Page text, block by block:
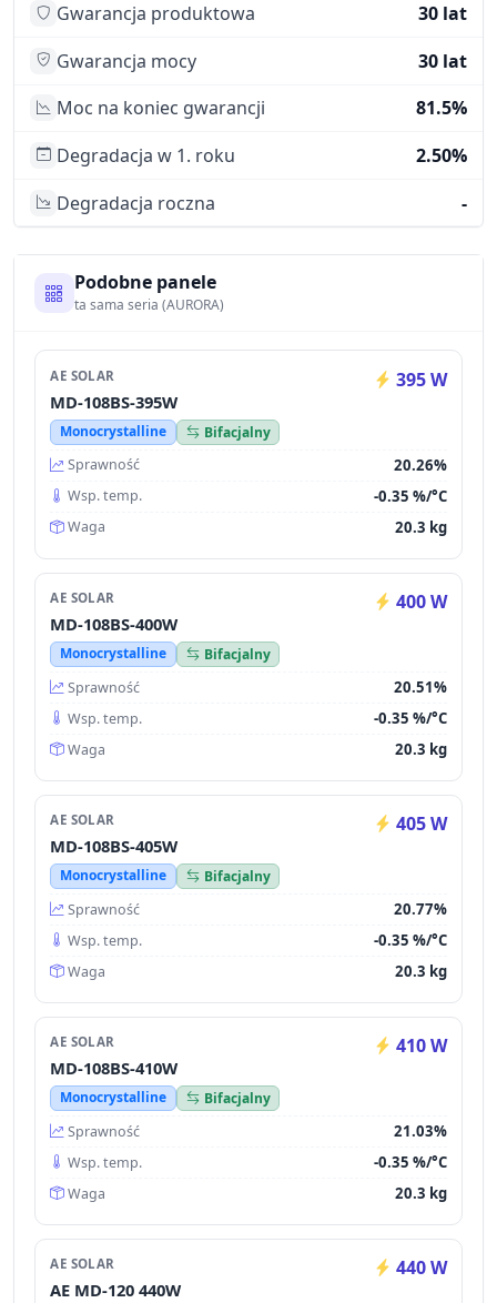
Gwarancja produktowa
30 lat
Gwarancja mocy
30 lat
Moc na koniec gwarancji
81.5%
Degradacja w 1. roku
2.50%
Degradacja roczna
-
Podobne panele
ta sama seria (AURORA)
AE SOLAR 395 W
MD-108BS-395W
Monocrystalline
Bifacjalny
Sprawność
20.26%
Wsp. temp. -0.35 %/°C
Waga 20.3 kg
AE SOLAR 400 W
MD-108BS-400W
Monocrystalline
Bifacjalny
Sprawność
20.51%
Wsp. temp. -0.35 %/°C
Waga 20.3 kg
AE SOLAR 405 W
MD-108BS-405W
Monocrystalline
Bifacjalny
Sprawność
20.77%
Wsp. temp. -0.35 %/°C
Waga 20.3 kg
AE SOLAR 410 W
MD-108BS-410W
Monocrystalline
Bifacjalny
Sprawność
21.03%
Wsp. temp. -0.35 %/°C
Waga 20.3 kg
AE SOLAR 440 W
AE MD-120 440W